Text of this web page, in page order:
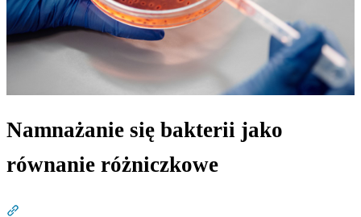
Namnażanie się bakterii jako
równanie różniczkowe